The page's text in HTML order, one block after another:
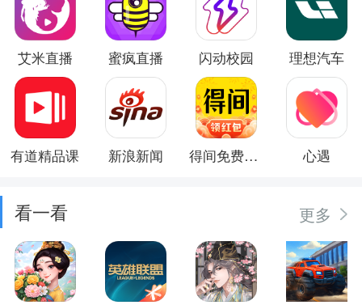
艾米直播 蜜疯直播 闪动校园 理想汽车
有道精品课 新浪新闻 得间免费小说 心遇
看一看 更多